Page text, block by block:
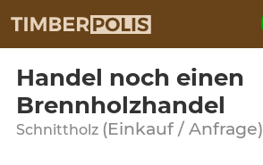
Handel noch einen
Brennholzhandel
Schnittholz (Einkauf / Anfrage)